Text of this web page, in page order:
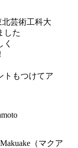
芸術工科大
した
トもつけてア
（マクア